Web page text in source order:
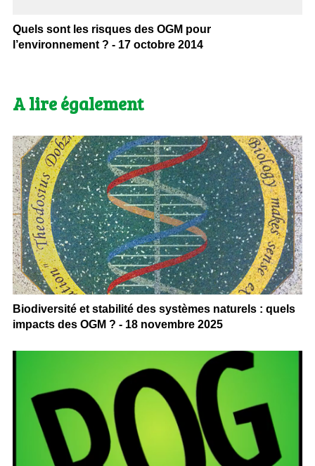
Quels sont les risques des OGM pour
l’environnement ? - 17 octobre 2014
A lire également
Biodiversité et stabilité des systèmes naturels : quels
impacts des OGM ? - 18 novembre 2025